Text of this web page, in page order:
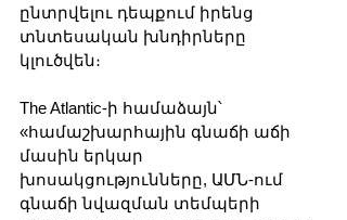
ընտրվելու դեպքում իրենց
տնտեսական խնդիրները
կլուծվեն։
The Atlantic-ի համաձայն՝
«համաշխարհային գնաճի աճի
մասին երկար
խոսակցությունները, ԱՄՆ-ում
գնաճի նվազման տեմպերի